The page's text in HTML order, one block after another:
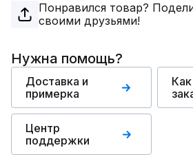
Понравился товар?
своими друзьями!
Нужна помощь?
Доставка и
примерка
Центр
поддержки